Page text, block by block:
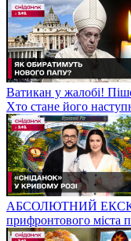
Ватикан у жалобі!
Хто стане його
АБСОЛЮТНИЙ
прифронтового міста